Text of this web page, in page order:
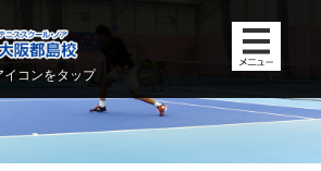
イコンをタップ